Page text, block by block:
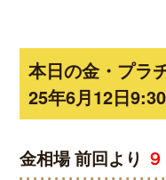
本日の金・プラ
25年6月12日9:30
金相場 前回より